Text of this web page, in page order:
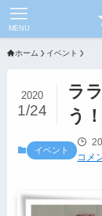
MENU
ホーム イベント
ラ
う！
2020
1/24
イベント
コメ